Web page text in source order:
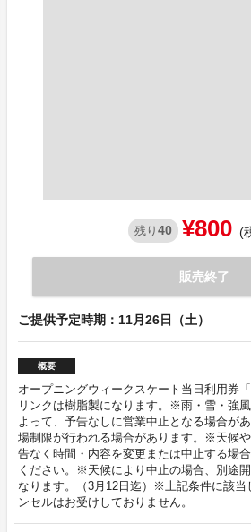
残り 40 ¥800 (
販売終了
ご提供予定時期：11月26日（土）
概要
オープニングウィークスケート当日利用券
リンクは樹脂製になります。※雨・雪・強
よって、予告なしに営業中止となる場合が
場制限が行われる場合があります。※天候
告なく時間・内容を変更または中止する場
ください。※天候により中止の場合、別途
なります。（3月12日迄）※上記条件に該当
ンセルはお受けしておりません。